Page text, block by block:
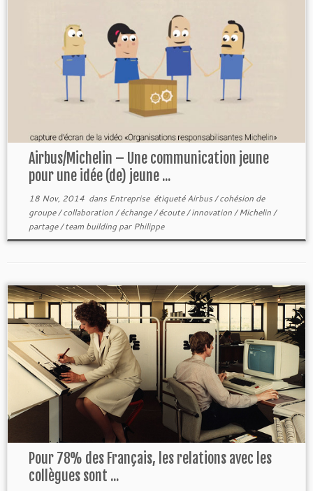
Airbus/Michelin – Une communication jeune
pour une idée (de) jeune ...
18 Nov, 2014dans Entreprise étiquetéAirbus/cohésion de
groupe/collaboration/échange/écoute/innovation/Michelin/
partage/team buildingparPhilippe
Pour 78% des Français, les relations avec les
collègues sont ...